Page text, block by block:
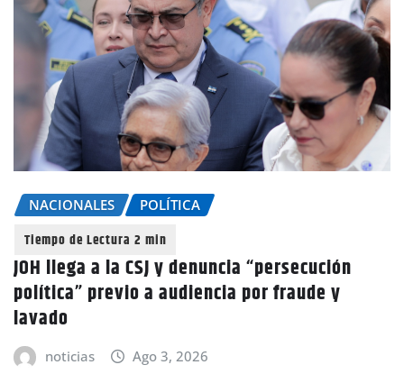
NACIONALES POLÍTICA
JOH llega a la CSJ y denuncia “persecución
política” previo a audiencia por fraude y
lavado
noticias Ago 3, 2026